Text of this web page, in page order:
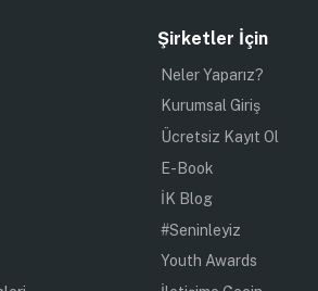
Şirketler İçin
Neler Yaparız?
Kurumsal Giriş
Ücretsiz Kayıt Ol
E-Book
İK Blog
#Seninleyiz
Youth Awards